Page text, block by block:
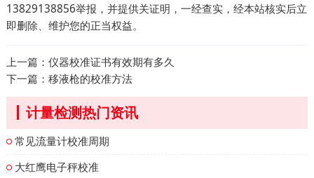
13829138856举报，并提供关证明，一经查实，经本站核实后立
即删除、维护您的正当权益。
上一篇： 仪器校准证书有效期有多久
下一篇： 移液枪的校准方法
计量检测热门资讯
常见流量计校准周期
大红鹰电子秤校准